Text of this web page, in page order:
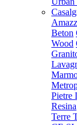
Beton
Wood
Pietre
Resina
Terre